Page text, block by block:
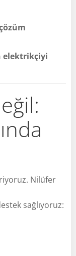
elektrikçiyi
Nilüfer
sağlıyoruz: